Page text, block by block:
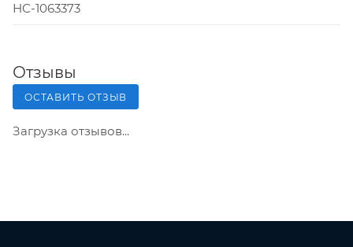
НС-1063373
Отзывы
ОСТАВИТЬ ОТЗЫВ
Загрузка отзывов...